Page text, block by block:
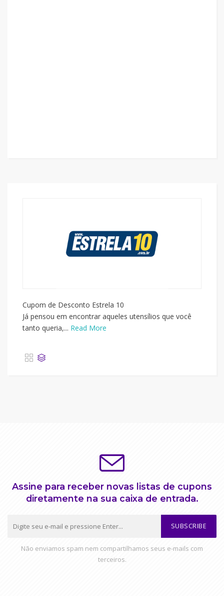
Cupom de Desconto Estrela 10
Já pensou em encontrar aqueles utensílios que você
tanto queria,... Read More
Assine para receber novas listas de cupons
diretamente na sua caixa de entrada.
SUBSCRIBE
Não enviamos spam nem compartilhamos seus e-mails com
terceiros.